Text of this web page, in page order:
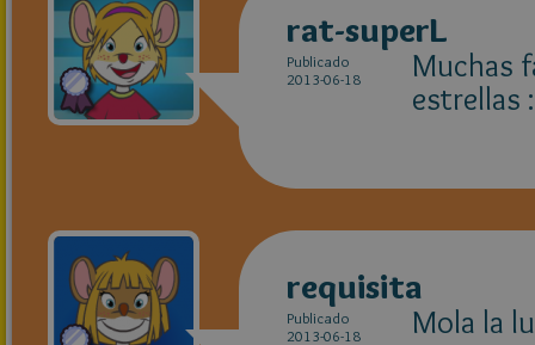
rat-superL
Publicado
2013-06-18
Muchas
estrellas
requisita
Publicado
2013-06-18
Mola la